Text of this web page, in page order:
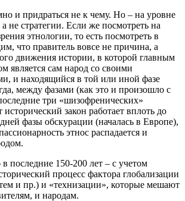
и придраться не к чему. Но – на уровне
не стратегии. Если же посмотреть на
этнологии, то есть посмотреть в
что правитель вовсе не причина, а
движения истории, в которой главным
является сам народ со своими
и находящийся в той или иной фазе
между фазами (как это и произошло с
три «шизофренических»
исторический закон работает вплоть до
фазы обскурации (началась в Европе),
этнос распадается и
в последние 150-200 лет – с учетом
процесс фактора глобализации
и пр.) и «технизации», которые мешают
и народам.